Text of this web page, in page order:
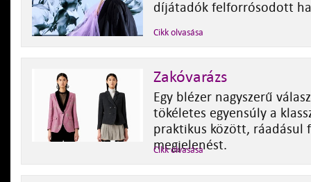
díjátadók felforrósodott
Cikk olvasása
Zakóvarázs
Egy blézer nagyszerű
tökéletes egyensúly a
praktikus között, ráadásul
megjelenést.
Cikk olvasása